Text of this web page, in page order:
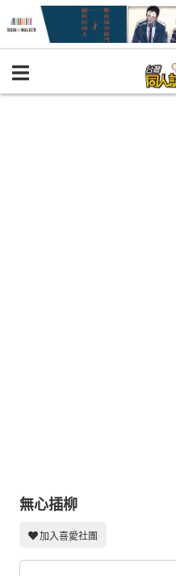
BOOKY書集倉庫
攤位轉讓區
會員功能選單
無心插柳
加入喜愛社團